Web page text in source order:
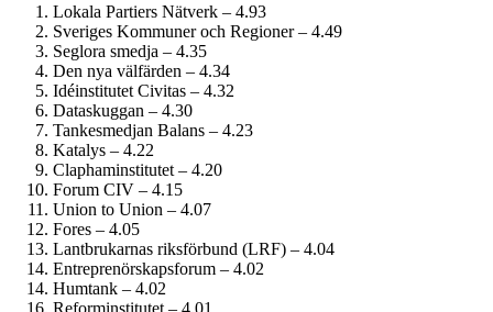
Lokala Partiers Nätverk – 4.93
Sveriges Kommuner och Regioner – 4.49
Seglora smedja – 4.35
Den nya välfärden – 4.34
Idéinstitutet Civitas – 4.32
Dataskuggan – 4.30
Tankesmedjan Balans – 4.23
Katalys – 4.22
Clapham­institutet – 4.20
Forum CIV – 4.15
Union to Union – 4.07
Fores – 4.05
Lantbrukarnas riksförbund (LRF) – 4.04
Entreprenörskaps­forum – 4.02
Humtank – 4.02
Reform­institutet – 4.01